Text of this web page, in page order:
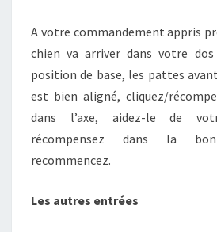
A votre commandement appris
chien va arriver dans votre
position de base, les pattes
est bien aligné, cliquez/
dans l’axe, aidez-le de
récompensez dans la
recommencez.
Les autres entrées